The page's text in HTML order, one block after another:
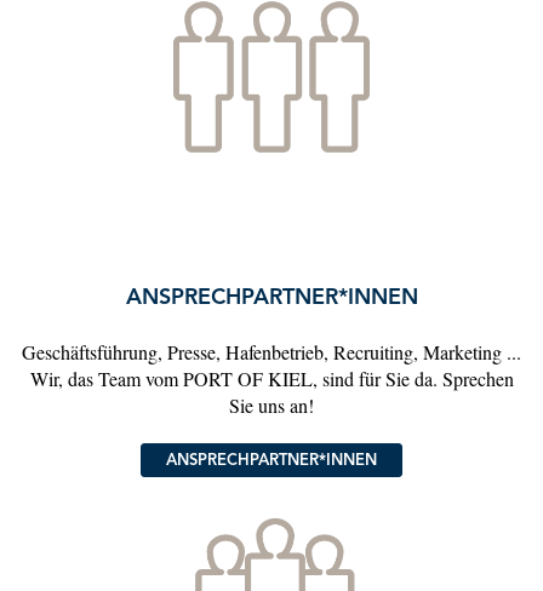
ANSPRECHPARTNER*INNEN
Geschäftsführung, Presse, Hafenbetrieb, Recruiting, Marketing ...
Wir, das Team vom PORT OF KIEL, sind für Sie da. Sprechen
Sie uns an!
ANSPRECHPARTNER*INNEN